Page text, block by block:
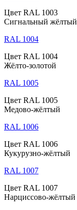
Цвет RAL 1003
Сигнальный жёлтый
RAL 1004
Цвет RAL 1004
Жёлто-золотой
RAL 1005
Цвет RAL 1005
Медово-жёлтый
RAL 1006
Цвет RAL 1006
Кукурузно-жёлтый
RAL 1007
Цвет RAL 1007
Нарциссово-жёлтый